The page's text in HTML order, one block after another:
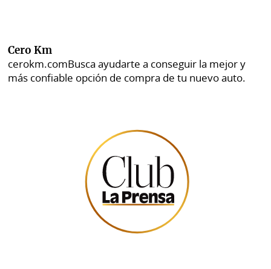
Cero Km
cerokm.comBusca ayudarte a conseguir la mejor y
más confiable opción de compra de tu nuevo auto.